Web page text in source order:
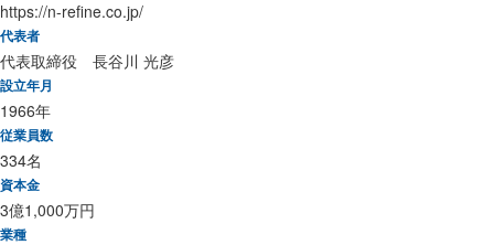
https://n-refine.co.jp/
代表者
代表取締役 長谷川 光彦
設立年月
1966年
従業員数
334名
資本金
3億1,000万円
業種